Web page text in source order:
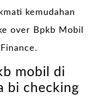
kemudahan
over Bpkb Mobil
mobil di
bi checking